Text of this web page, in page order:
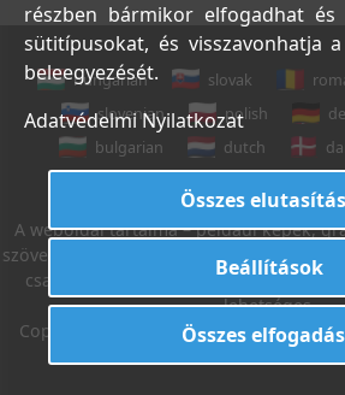
hungarian slovak
slovenian
polish
bulgarian
dutch
A weboldal tartalma – például képek,
szövegek, stb. – Leveleki Miklós E.V.
csak az Általános Szerződési
lehetséges.
Copyright © 2022. Leveleki Miklós E.V.
részben bármikor elfogadhat és
sütitípusokat, és visszavonhatja
beleegyezését.
Adatvédelmi Nyilatkozat
Összes
Beállítások
Összes